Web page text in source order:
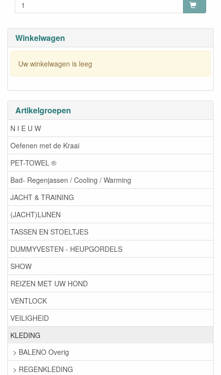
Winkelwagen
Uw winkelwagen is leeg
Artikelgroepen
N I E U W
Oefenen met de Kraai
PET-TOWEL ®
Bad- Regenjassen / Cooling / Warming
JACHT & TRAINING
(JACHT)LIJNEN
TASSEN EN STOELTJES
DUMMYVESTEN - HEUPGORDELS
SHOW
REIZEN MET UW HOND
VENTLOCK
VEILIGHEID
KLEDING
> BALENO Overig
> REGENKLEDING